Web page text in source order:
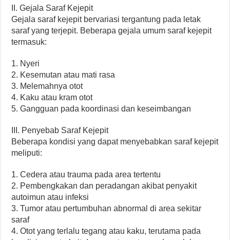
II. Gejala Saraf Kejepit
Gejala saraf kejepit bervariasi tergantung pada letak
saraf yang terjepit. Beberapa gejala umum saraf kejepit
termasuk:
1. Nyeri
2. Kesemutan atau mati rasa
3. Melemahnya otot
4. Kaku atau kram otot
5. Gangguan pada koordinasi dan keseimbangan
III. Penyebab Saraf Kejepit
Beberapa kondisi yang dapat menyebabkan saraf kejepit
meliputi:
1. Cedera atau trauma pada area tertentu
2. Pembengkakan dan peradangan akibat penyakit
autoimun atau infeksi
3. Tumor atau pertumbuhan abnormal di area sekitar
saraf
4. Otot yang terlalu tegang atau kaku, terutama pada